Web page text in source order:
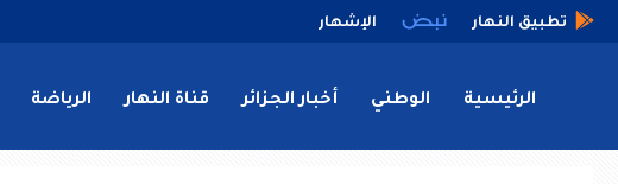
تطبيق النهار الإشهار
الرئيسية الوطني أخبار الجزائر قناة النهار الرياضة